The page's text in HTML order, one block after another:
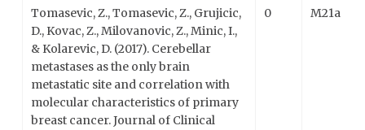
Tomasevic, Z., Tomasevic, Z., Grujicic,
D., Kovac, Z., Milovanovic, Z., Minic, I.,
& Kolarevic, D. (2017). Cerebellar
metastases as the only brain
metastatic site and correlation with
molecular characteristics of primary
breast cancer. Journal of Clinical
0 M21a